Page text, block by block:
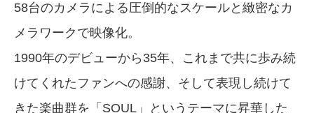
58台のカメラによる圧倒的なスケールと緻密なカ
メラワークで映像化。
1990年のデビューから35年、これまで共に歩み続
けてくれたファンへの感謝、そして表現し続けて
きた楽曲群を「SOUL」というテーマに昇華した